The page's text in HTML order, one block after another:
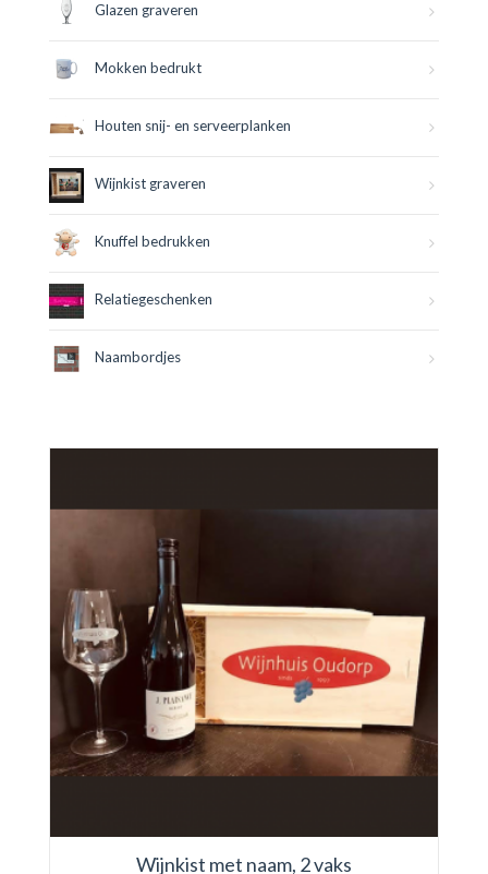
Glazen graveren
Mokken bedrukt
Houten snij- en serveerplanken
Wijnkist graveren
Knuffel bedrukken
Relatiegeschenken
Naambordjes
Wijnkist met naam, 2 vaks